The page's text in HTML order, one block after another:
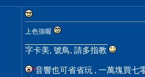
上色強喔
字卡美, 號鳥, 請多指教
音響也可省省玩 , 一萬塊買七